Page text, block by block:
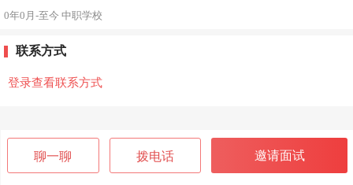
聊一聊 拨电话 邀请面试
0年0月-至今 中职学校
联系方式
登录查看联系方式